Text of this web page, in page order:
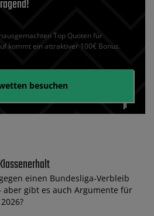
Top Quoten für
kommt ein attraktiver 100€ Bonus.
besuchen
einen Bundesliga-Verbleib
aber gibt es auch Argumente für